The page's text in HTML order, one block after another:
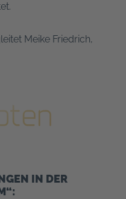
Meike Friedrich,
IN DER